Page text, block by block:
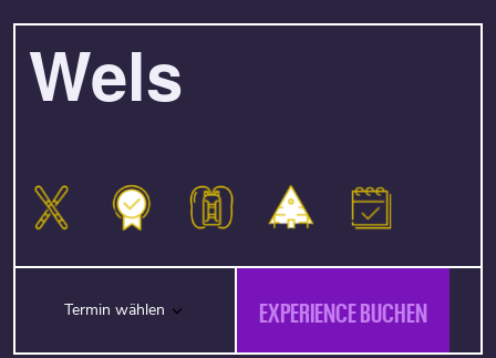
Wels
Termin wählen EXPERIENCE BUCHEN